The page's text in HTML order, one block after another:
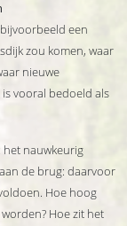
een
zou komen, waar
nieuwe
vooral bedoeld als
het nauwkeurig
de brug: daarvoor
Hoe hoog
Hoe zit het